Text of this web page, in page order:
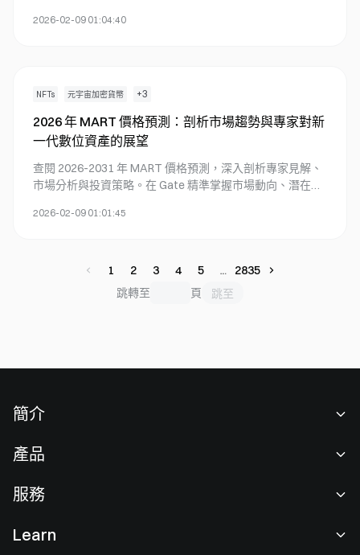
2026-02-09 01:04:40
NFTs 元宇宙加密貨幣 +3
2026 年 MART 價格預測：剖析市場趨勢與專家對新
一代數位資產的展望
查閱 2026-2031 年 MART 價格預測，深入剖析專家見解、
市場分析與投資策略。在 Gate 精準掌握市場動向、潛在風
2026-02-09 01:01:45
1 2 3 4 5
2835
跳轉至
頁 跳至
簡介
新聞中心
產品
現貨交易
服務
Learn